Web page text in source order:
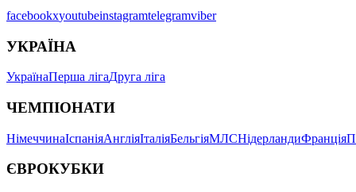
facebookxyoutubeinstagramtelegramviber
УКРАЇНА
УкраїнаПерша лігаДруга ліга
ЧЕМПІОНАТИ
НімеччинаІспаніяАнгліяІталіяБельгіяМЛСНідерландиФранція
ЄВРОКУБКИ